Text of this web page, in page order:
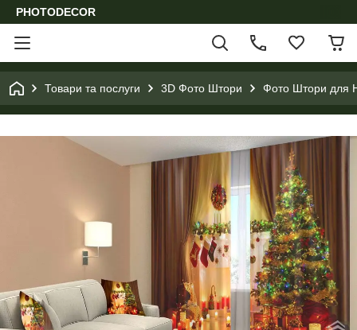
PHOTODECOR
Товари та послуги 3D Фото Штори Фото Штори для